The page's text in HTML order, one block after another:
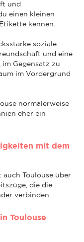
und
einen kleinen
kennen.
soziale
und eine
Gegensatz zu
im Vordergrund
normalerweise
eher ein
mit dem
Toulouse über
die die
verbinden.
Toulouse